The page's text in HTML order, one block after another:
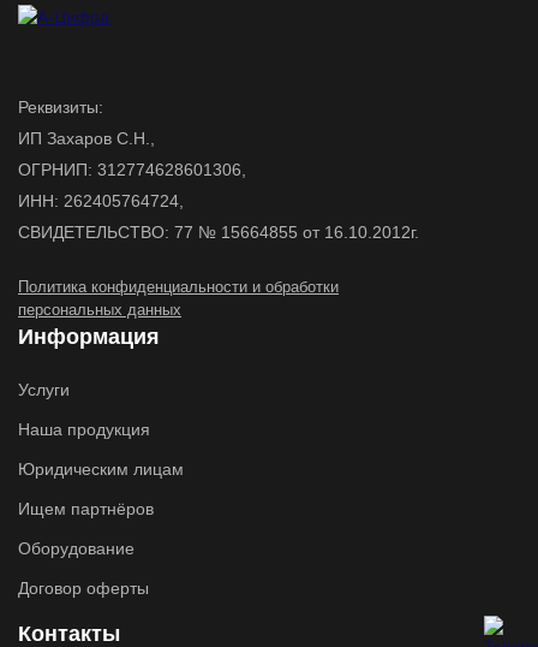
Реквизиты:
ИП Захаров С.Н.,
ОГРНИП: 312774628601306,
ИНН: 262405764724,
СВИДЕТЕЛЬСТВО: 77 № 15664855 от 16.10.2012г.
Политика конфиденциальности и обработки
персональных данных
Информация
Услуги
Наша продукция
Юридическим лицам
Ищем партнёров
Оборудование
Договор оферты
Контакты